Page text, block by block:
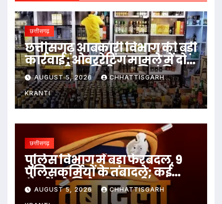
छत्तीसगढ़
छत्तीसगढ़ आबकारी विभाग की बड़ी
कार्रवाई : ओवररेटिंग मामले में दो
आबकारी उप निरीक्षक निलंबित
AUGUST 5, 2026 CHHATTISGARH
KRANTI
छत्तीसगढ़
पुलिस विभाग में बड़ा फेरबदल, 9
पुलिसकर्मियों के तबादले; कई
थानों को मिले नए प्रभारी
AUGUST 5, 2026 CHHATTISGARH